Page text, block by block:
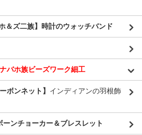
＆ズ二族】時計のウォッチバンド
ホ族ビーズワーク細工
ボンネット】 インディアンの羽根飾
ンチョーカー＆ブレスレット